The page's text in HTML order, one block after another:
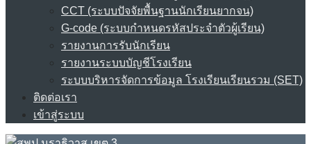
CCT (ระบบปัจจัยพื้นฐานนักเรียนยากจน)
G-code (ระบบกำหนดรหัสประจำตัวผู้เรียน)
รายงานการรับนักเรียน
รายงานระบบบัญชีโรงเรียน
ระบบบริหารจัดการข้อมูล โรงเรียนเรียนรวม (SET)
ติดต่อเรา
เข้าสู่ระบบ